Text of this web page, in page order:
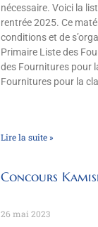
nécessaire. Voici la
rentrée 2025. Ce
conditions et de
Primaire Liste des
des Fournitures pour
Fournitures pour la
Lire la suite »
Concours
26 mai 2023